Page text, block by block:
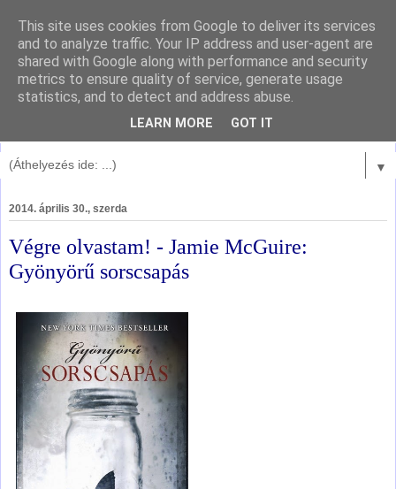
▼
2014. április 30., szerda
Végre olvastam! - Jamie McGuire:
Gyönyörű sorscsapás
This site uses cookies from Google to deliver its services
and to analyze traffic. Your IP address and user-agent are
shared with Google along with performance and security
metrics to ensure quality of service, generate usage
statistics, and to detect and address abuse.
LEARN MORE GOT IT